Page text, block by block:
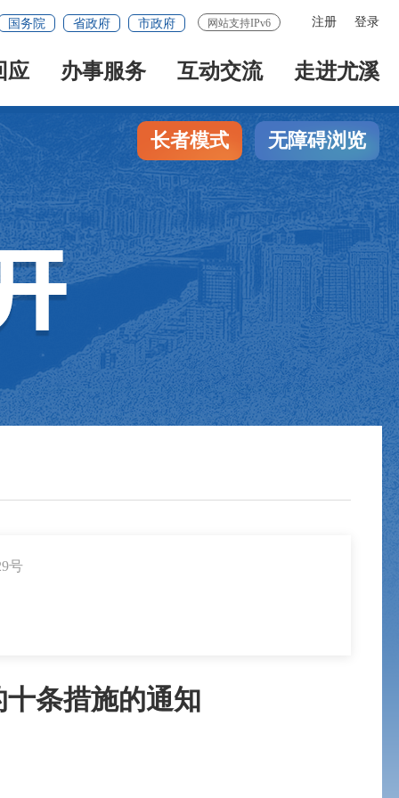
注册 登录
国务院 省政府 市政府 网站支持IPv6
应 办事服务 互动交流 走进尤溪
长者模式 无障碍浏览
号
条措施的通知